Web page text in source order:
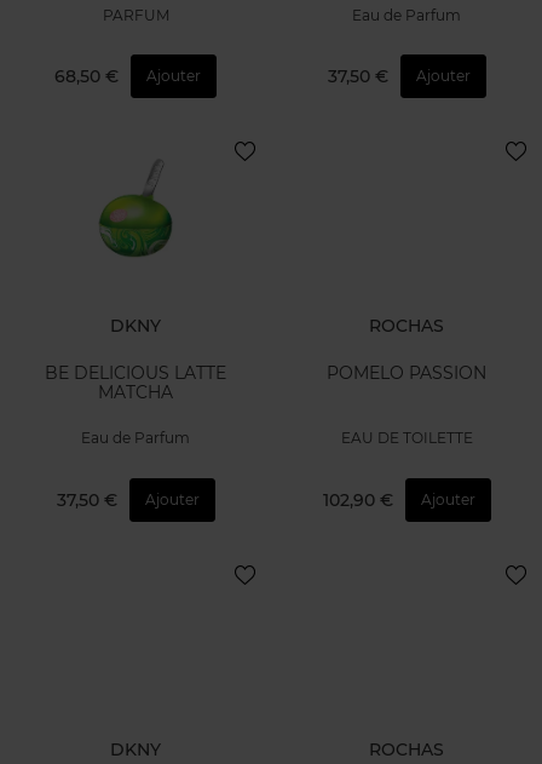
PARFUM
68,50 € Ajouter
Eau de Parfum
37,50 € Ajouter
DKNY
BE DELICIOUS LATTE
MATCHA
Eau de Parfum
37,50 € Ajouter
ROCHAS
POMELO PASSION
EAU DE TOILETTE
102,90 € Ajouter
DKNY ROCHAS